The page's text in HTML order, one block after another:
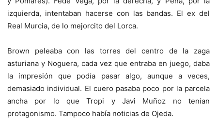
izquierda, intentaban hacerse con las bandas. El ex del
Real Murcia, de lo mejorcito del Lorca.
Brown peleaba con las torres del centro de la zaga
asturiana y Noguera, cada vez que entraba en juego, daba
la impresión que podía pasar algo, aunque a veces,
demasiado individual. El cuero pasaba poco por la parcela
ancha por lo que Tropi y Javi Muñoz no tenían
protagonismo. Tampoco había noticias de Ojeda.